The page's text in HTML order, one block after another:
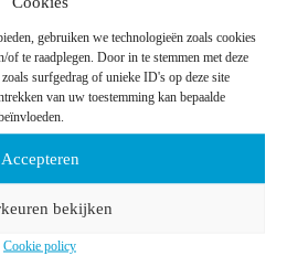
gebruiken we technologieën zoals cookies
of te raadplegen. Door in te stemmen met deze
surfgedrag of unieke ID's op deze site
van uw toestemming kan bepaalde
Accepteren
bekijken
Cookie policy
groei en ontwikkeling
en externe opleidingen
persoonlijke en professionele
het beste uit jezelf
kan halen.
respect en de kracht van
kans om bij te dragen en mee te
om deze te realiseren.
eenpositieve werkomgeving
verbinding, zodat we als één team